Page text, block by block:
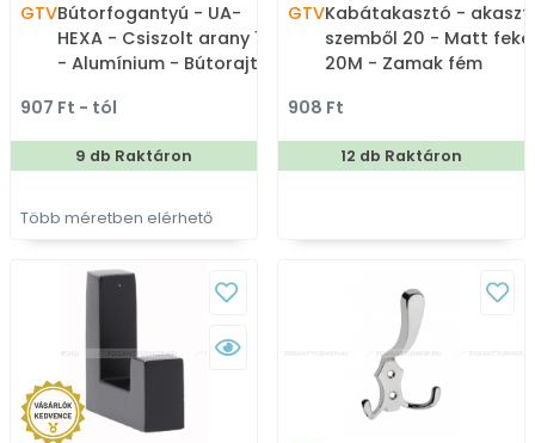
GTVBútorfogantyú - UA-
HEXA - Csiszolt arany 18
- Alumínium - Bútorajtó
fém fogantyú
907 Ft - tól
9 db Raktáron
Több méretben elérhető
GTVKabátakasztó -
szemből 20 - Matt
20M - Zamak fém
kalaptartós fogas
908 Ft
12 db Raktáron